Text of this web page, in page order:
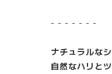
- - - - - - -
ナチュラルな
自然なハリと